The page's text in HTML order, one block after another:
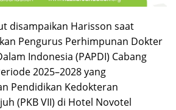
disampaikan Harisson saat
Pengurus Perhimpunan Dokter
Indonesia (PAPDI) Cabang
2025–2028 yang
Pendidikan Kedokteran
(PKB VII) di Hotel Novotel